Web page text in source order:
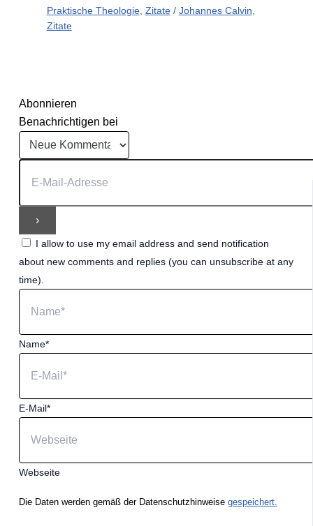
Praktische Theologie, Zitate/ Johannes Calvin,
Zitate
Abonnieren
Benachrichtigen bei
I allow to use my email address and send notification
about new comments and replies (you can unsubscribe at any
time).
Name*
E-Mail*
Webseite
Die Daten werden gemäß der Datenschutzhinweise gespeichert.